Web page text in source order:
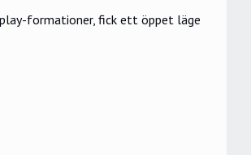
formationer, fick ett öppet läge